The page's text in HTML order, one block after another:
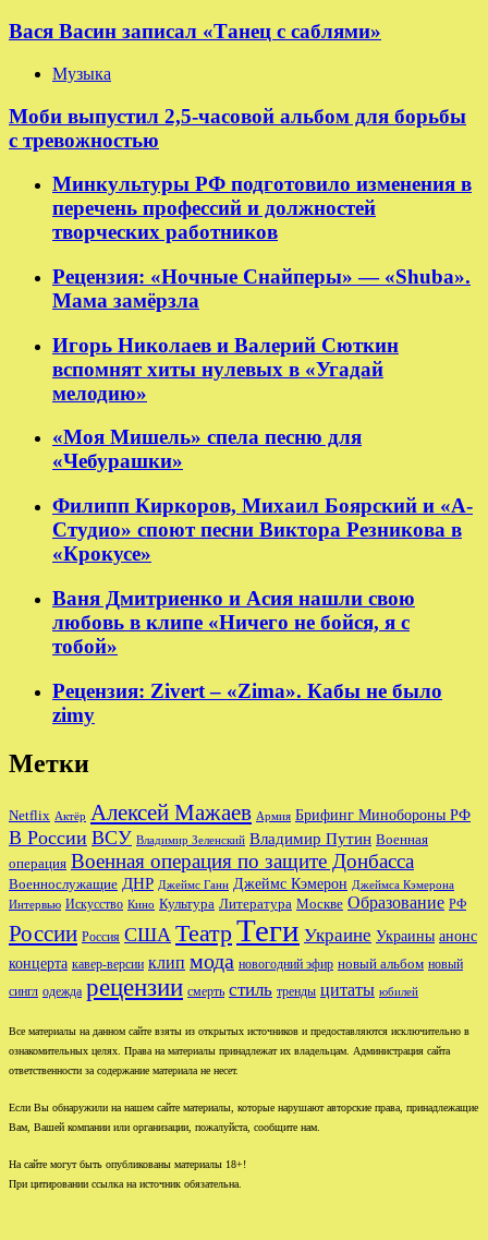
Вася Васин записал «Танец с саблями»
Музыка
Моби выпустил 2,5-часовой альбом для борьбы
с тревожностью
Минкультуры РФ подготовило изменения в
перечень профессий и должностей
творческих работников
Рецензия: «Ночные Снайперы» — «Shuba».
Мама замёрзла
Игорь Николаев и Валерий Сюткин
вспомнят хиты нулевых в «Угадай
мелодию»
«Моя Мишель» спела песню для
«Чебурашки»
Филипп Киркоров, Михаил Боярский и «А-
Студио» споют песни Виктора Резникова в
«Крокусе»
Ваня Дмитриенко и Асия нашли свою
любовь в клипе «Ничего не бойся, я с
тобой»
Рецензия: Zivert – «Zima». Кабы не было
zimy
Метки
Netflix Актёр Алексей Мажаев Армия Брифинг Минобороны РФ
В России ВСУ Владимир Зеленский Владимир Путин Военная
операция Военная операция по защите Донбасса
Военнослужащие ДНР Джеймс Ганн Джеймс Кэмерон Джеймса Кэмерона
Интервью Искусство Кино Культура Литература Москве Образование РФ
России Россия США ТеатрТеги Украине Украины анонс
концерта кавер-версии клип мода новогодний эфир новый альбом новый
сингл одежда рецензии смерть стиль тренды цитаты юбилей
Все материалы на данном сайте взяты из открытых источников и предоставляются исключительно в
ознакомительных целях. Права на материалы принадлежат их владельцам. Администрация сайта
ответственности за содержание материала не несет.
Если Вы обнаружили на нашем сайте материалы, которые нарушают авторские права, принадлежащие
Вам, Вашей компании или организации, пожалуйста, сообщите нам.
На сайте могут быть опубликованы материалы 18+!
При цитировании ссылка на источник обязательна.